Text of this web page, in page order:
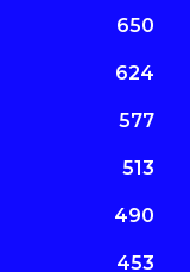
650
624
577
513
490
453